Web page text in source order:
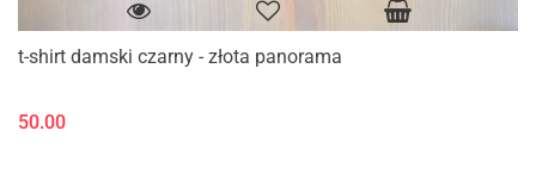
t-shirt damski czarny - złota panorama
50.00